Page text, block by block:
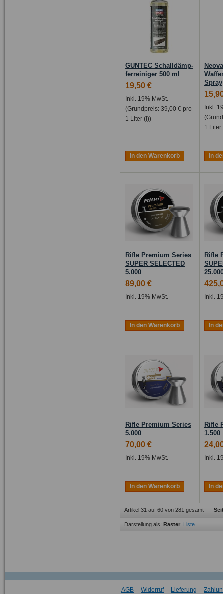
GUNTEC Schall­dämp­
fer­rei­niger 500 ml
19,50 €
Inkl. 19% MwSt.
(Grundpreis: 39,00 € pro
1 Liter (l))
In den Warenkorb
Spray
Inkl.
1 Liter
In
Rifle Premium Series
SUPER SELECTED
5.000
89,00 €
Inkl. 19% MwSt.
In den Warenkorb
Rifle
25.000
Inkl.
In
Rifle Premium Series
5.000
70,00 €
Inkl. 19% MwSt.
In den Warenkorb
Rifle
1.500
Inkl.
In
Artikel 31 auf 60 von 281 gesamt
Darstellung als: Raster Liste
AGB Widerruf Lieferung